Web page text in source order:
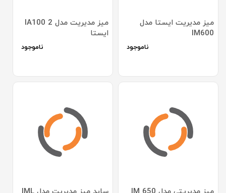
میز مدیریت ایستا مدل
IM600
ناموجود
میز مدیریت مدل IA100 2
ایستا
ناموجود